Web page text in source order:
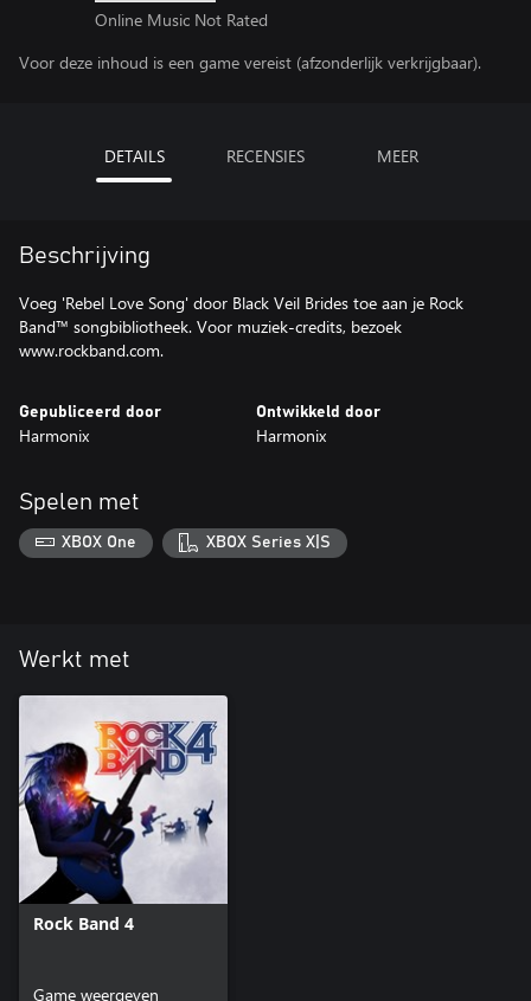
Online Music Not Rated
Voor deze inhoud is een game vereist (afzonderlijk verkrijgbaar).
DETAILS RECENSIES MEER
Beschrijving
Voeg 'Rebel Love Song' door Black Veil Brides toe aan je Rock
Band™ songbibliotheek. Voor muziek-credits, bezoek
www.rockband.com.
Gepubliceerd door
Harmonix
Ontwikkeld door
Harmonix
Spelen met
XBOX One XBOX Series X|S
Werkt met
Rock Band 4
Game weergeven